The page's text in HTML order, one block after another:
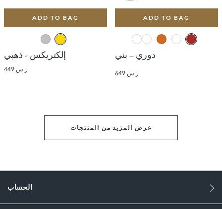
ADD TO BAG
دوري – بني
ر.س 649
ADD TO BAG
إلكتريكس - ذهبي
ر.س 449
عرض المزيد من المنتجات
الحساب